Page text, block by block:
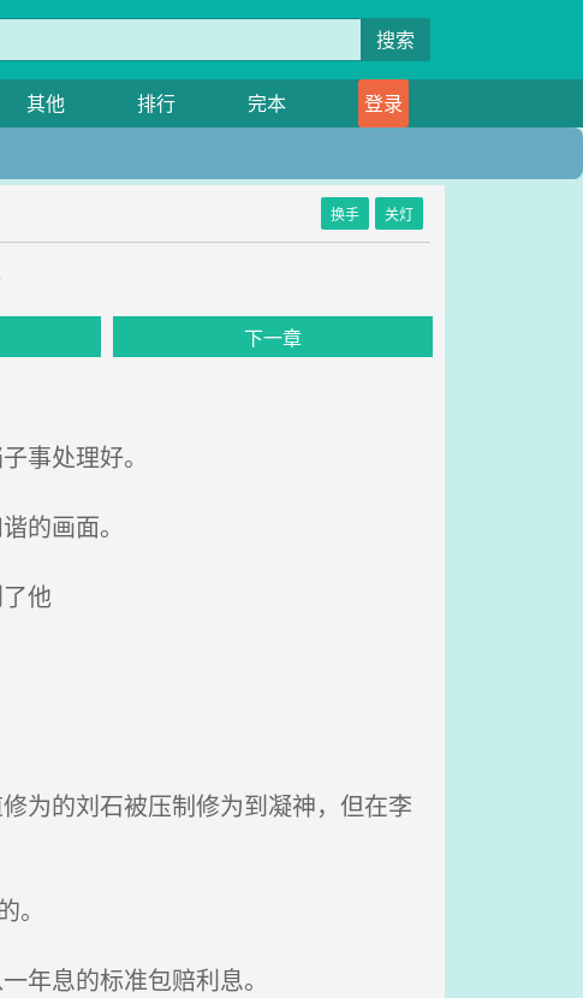
搜索
其他 排行 完本
登录
换手 关灯
下一章
事处理好。
的画面。
他
为的刘石被压制修为到凝神，但在李
年息的标准包赔利息。